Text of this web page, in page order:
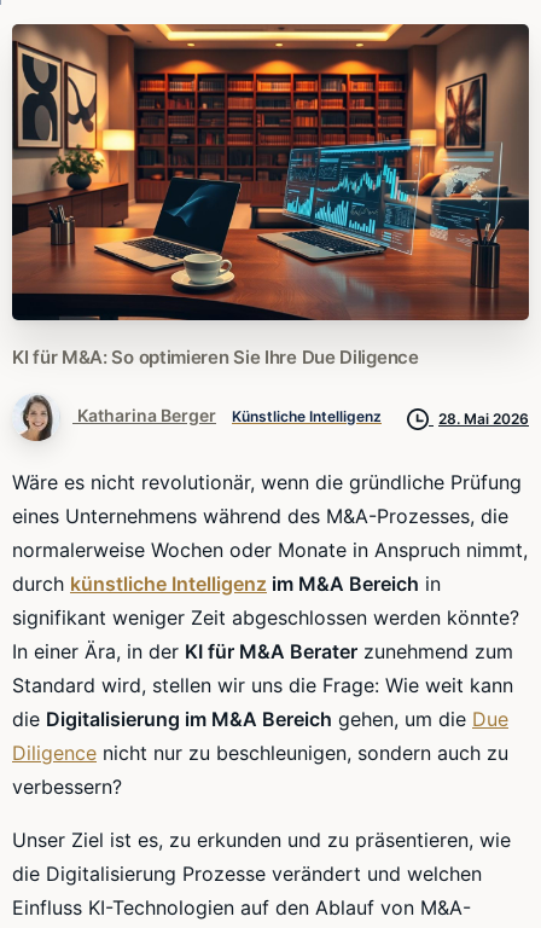
KI für M&A:So optimieren Sie Ihre Due Diligence
Katharina Berger Künstliche Intelligenz 28. Mai 2026
Wäre es nicht revolutionär, wenn die gründliche Prüfung
eines Unternehmens während des M&A-Prozesses, die
normalerweise Wochen oder Monate in Anspruch nimmt,
durch künstliche Intelligenz im M&A Bereich in
signifikant weniger Zeit abgeschlossen werden könnte?
In einer Ära, in der KI für M&A Berater zunehmend zum
Standard wird, stellen wir uns die Frage: Wie weit kann
die Digitalisierung im M&A Bereich gehen, um die Due
Diligence nicht nur zu beschleunigen, sondern auch zu
verbessern?
Unser Ziel ist es, zu erkunden und zu präsentieren, wie
die Digitalisierung Prozesse verändert und welchen
Einfluss KI-Technologien auf den Ablauf von M&A-